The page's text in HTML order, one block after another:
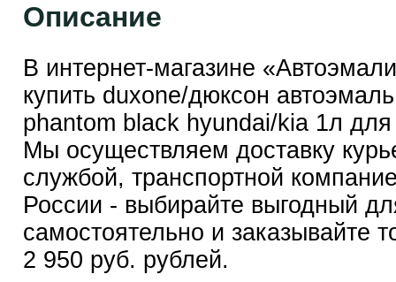
Описание
В интернет-магазине
купить duxone/дюксон
phantom black hyundai/kia 1л
Мы осуществляем доставку
службой, транспортной
России - выбирайте выгодный
самостоятельно и заказывайте
2 950 руб. рублей.